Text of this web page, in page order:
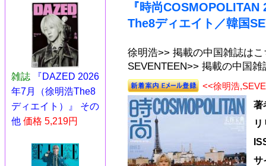
雑誌
『DAZED 2026
年7月（徐明浩The8
ディエイト）』 その
他 価格 5,219円
『時尚
The8ディエイト／韓国
徐明浩>> 掲載の中国雑誌はこ
SEVENTEEN>> 掲載の中国雑
<<徐明浩
著
サ